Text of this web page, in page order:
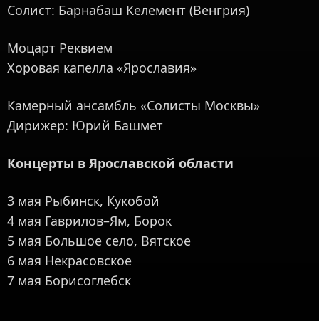
Солист: Барнабаш Келемент (Венгрия)
Моцарт Реквием
Хоровая капелла «Ярославия»
Камерный ансамбль «Солисты Москвы»
Дирижер: Юрий Башмет
Концерты в Ярославской области
3 мая Рыбинск, Кукобой
4 мая Гаврилов–Ям, Борок
5 мая Большое село, Вятское
6 мая Некрасовское
7 мая Борисоглебск